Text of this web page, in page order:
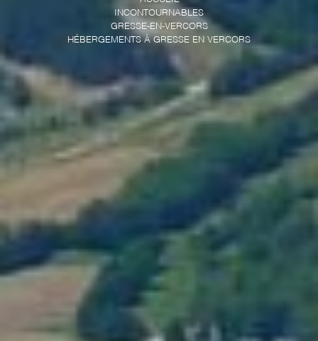
INCONTOURNABLES
GRESSE-EN-VERCORS
HÉBERGEMENTS À GRESSE EN VERCORS